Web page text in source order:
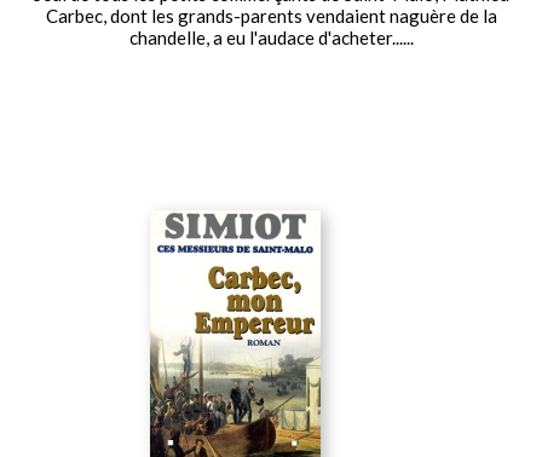
Carbec, dont les grands-parents vendaient naguère de la
chandelle, a eu l'audace d'acheter......